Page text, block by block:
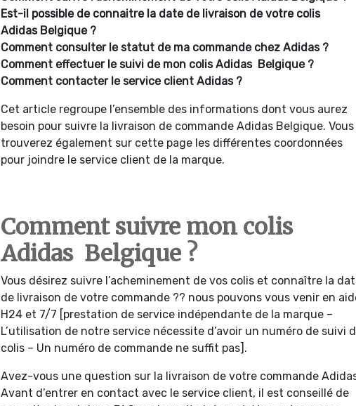
Est-il possible de connaitre la date de livraison de votre colis
Adidas Belgique ?
Comment consulter le statut de ma commande chez Adidas ?
Comment effectuer le suivi de mon colis Adidas Belgique ?
Comment contacter le service client Adidas ?
Cet article regroupe l’ensemble des informations dont vous aurez
besoin pour suivre la livraison de commande Adidas Belgique. Vous
trouverez également sur cette page les différentes coordonnées
pour joindre le service client de la marque.
Comment suivre mon colis
Adidas Belgique ?
Vous désirez suivre l’acheminement de vos colis et connaître la
de livraison de votre commande ?? nous pouvons vous venir en
H24 et 7/7 [prestation de service indépendante de la marque –
L’utilisation de notre service nécessite d’avoir un numéro de suivi
colis – Un numéro de commande ne suffit pas].
Avez-vous une question sur la livraison de votre commande
Avant d’entrer en contact avec le service client, il est conseillé de